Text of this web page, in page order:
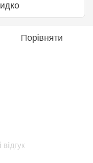
Порівняти